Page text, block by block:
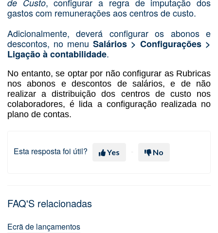
de Custo
gastos com remunerações aos centros de custo.
Adicionalmente, deverá configurar os abonos e
descontos, no menu Salários > Configurações >
Ligação à contabilidade.
No entanto, se optar por não configurar as Rubricas
nos abonos e descontos de salários, e de não
realizar a distribuição dos centros de custo nos
colaboradores, é lida a configuração realizada no
plano de contas.
Esta resposta foi útil? Yes No
FAQ'S relacionadas
Ecrã de lançamentos